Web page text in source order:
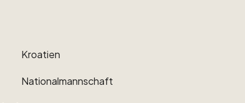
Kroatien
Nationalmannschaft